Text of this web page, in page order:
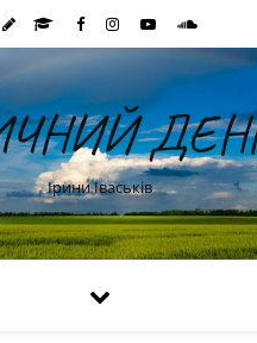
Ірини Іваськів